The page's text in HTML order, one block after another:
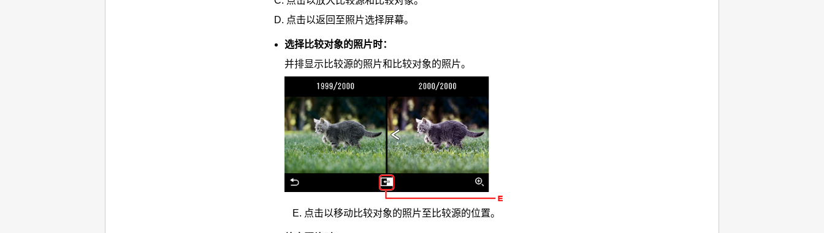
点击以返回至照片选择屏幕。
选择比较对象的照片时：
并排显示比较源的照片和比较对象的照片。
点击以移动比较对象的照片至比较源的位置。